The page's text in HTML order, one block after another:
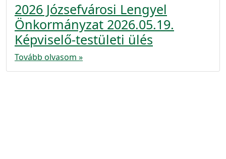
2026 Józsefvárosi Lengyel
Önkormányzat 2026.05.19.
Képviselő-testületi ülés
Tovább olvasom »